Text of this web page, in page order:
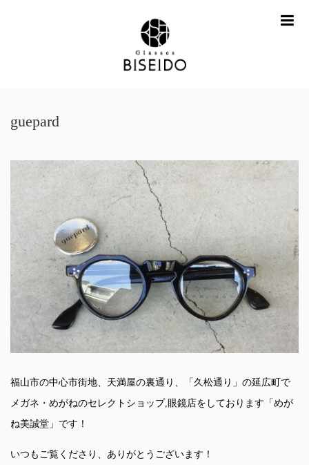
guepard
福山市の中心市街地、天満屋の裏通り、「久松通り」の延広町で
メガネ・めがねのセレクトショップ,眼鏡店をしております「めが
ね美誠堂」です！
いつもご覧くださり、ありがとうございます！